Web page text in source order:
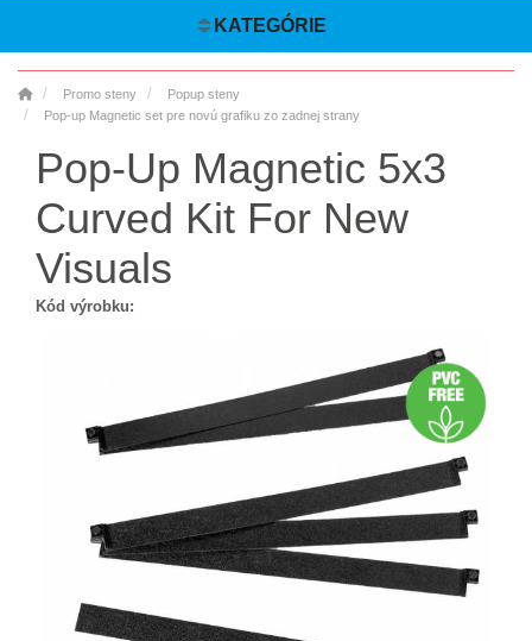
KATEGÓRIE
Promo steny
Popup steny
Pop-up Magnetic set pre novú grafiku zo zadnej strany
Pop-Up Magnetic 5x3
Curved Kit For New
Visuals
Kód výrobku: